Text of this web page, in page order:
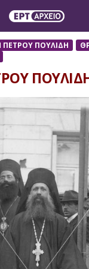
ΠΕΤΡΟΥ ΠΟΥΛΙΔΗ